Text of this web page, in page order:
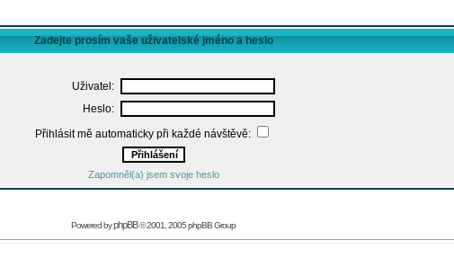
Zadejte prosím vaše uživatelské jméno a heslo
Uživatel:
Heslo:
Přihlásit mě automaticky při každé návštěvě:
Zapomněl(a) jsem svoje heslo
Powered byphpBB© 2001, 2005 phpBB Group